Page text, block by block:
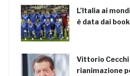
L’Italia ai
è data dai
Vittorio Cecchi
rianimazione